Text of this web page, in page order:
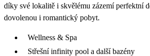
díky své lokalitě i skvělému zázemí perfektní
dovolenou i romantický pobyt.
Wellness & Spa
Střešní infinity pool a další bazény